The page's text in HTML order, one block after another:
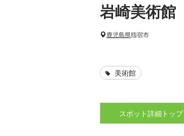
岩崎美術館
鹿児島県指宿市
美術館
スポット詳細 トップ